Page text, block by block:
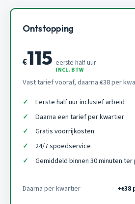
Ontstopping
€115 eerste half uur
INCL. BTW
Vast tarief vooraf, daarna €38 per
Eerste half uur inclusief arbeid
Daarna een tarief per kwartier
Gratis voorrijkosten
24/7 spoedservice
Gemiddeld binnen 30 minuten ter
Daarna per kwartier +€38